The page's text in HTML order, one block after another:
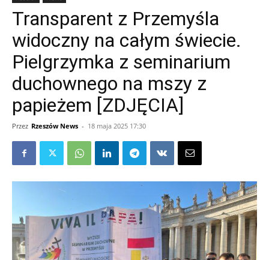
Transparent z Przemyśla
widoczny na całym świecie.
Pielgrzymka z seminarium
duchownego na mszy z
papieżem [ZDJĘCIA]
Przez Rzeszów News - 18 maja 2025 17:30